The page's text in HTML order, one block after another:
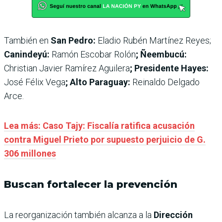
También en San Pedro: Eladio Rubén Martínez Reyes;
Canindeyú: Ramón Escobar Rolón; Ñeembucú:
Christian Javier Ramírez Aguilera; Presidente Hayes:
José Félix Vega; Alto Paraguay: Reinaldo Delgado
Arce.
Lea más: Caso Tajy: Fiscalía ratifica acusación
contra Miguel Prieto por supuesto perjuicio de G.
306 millones
Buscan fortalecer la prevención
La reorganización también alcanza a la Dirección